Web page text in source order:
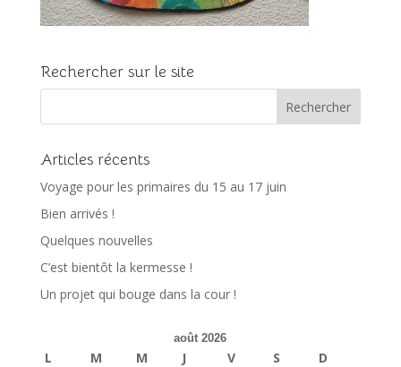
Rechercher sur le site
Articles récents
Voyage pour les primaires du 15 au 17 juin
Bien arrivés !
Quelques nouvelles
C’est bientôt la kermesse !
Un projet qui bouge dans la cour !
août 2026
L M M J V S
D